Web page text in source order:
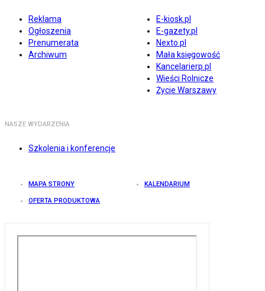
Reklama
Ogłoszenia
Prenumerata
Archiwum
E-kiosk.pl
E-gazety.pl
Nexto.pl
Mała księgowość
Kancelarierp.pl
Wieści Rolnicze
Życie Warszawy
NASZE WYDARZENIA
Szkolenia i konferencje
MAPA STRONY KALENDARIUM
OFERTA PRODUKTOWA